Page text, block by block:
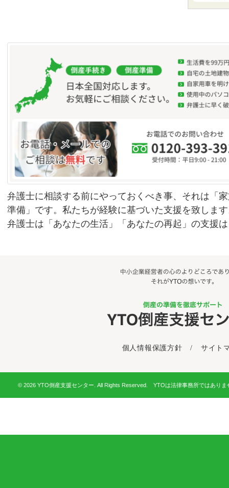
弁護士に相談する前にやっておくべき事、それは「
準備」です。私たちが経験に基づいた支援を致しま
弁護士は「あなたの生活」「あなたの再起」の支援
個人情報保護方針 / サイト
© 2026 YTO倒産支援センター. All Rights Reserved. YTOは法律事務所ではありま